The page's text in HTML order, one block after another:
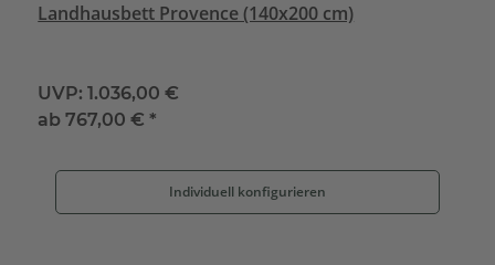
Landhausbett Provence (140x200 cm)
UVP: 1.036,00 €
ab767,00 € *
Individuell konfigurieren